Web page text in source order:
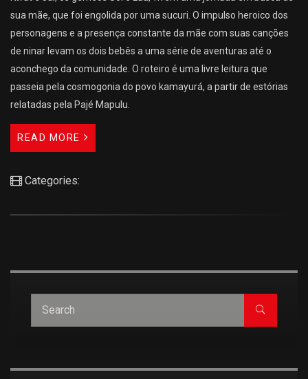
sua mãe, que foi engolida por uma sucuri. O impulso heroico dos
personagens e a presença constante da mãe com suas canções
de ninar levam os dois bebês a uma série de aventuras até o
aconchego da comunidade. O roteiro é uma livre leitura que
passeia pela cosmogonia do povo kamayurá, a partir de estórias
relatadas pela Pajé Mapulu.
READ MORE
Categories: